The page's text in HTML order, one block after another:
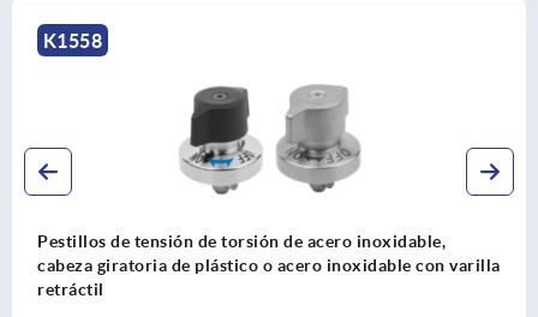
K1558
Pestillos de tensión de torsión de acero inoxidable,
cabeza giratoria de plástico o acero inoxidable con varilla
retráctil